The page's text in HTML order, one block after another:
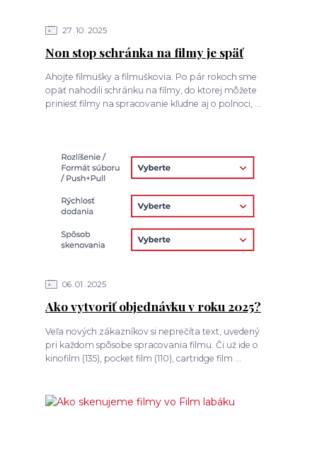
27 10 2025
Non stop schránka na filmy je späť
Ahojte filmušky a filmuškovia. Po pár rokoch sme
opäť nahodili schránku na filmy, do ktorej môžete
priniesť filmy na spracovanie kľudne aj o polnoci, ...
06 01 2025
Ako vytvoriť objednávku v roku 2025?
Veľa nových zákazníkov si neprečíta text, uvedený
pri každom spôsobe spracovania filmu. Či už ide o
kinofilm (135), pocket film (110), cartridge film ...